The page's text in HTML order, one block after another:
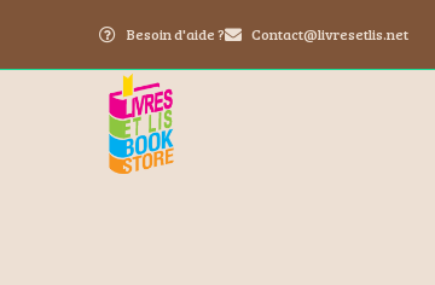
Besoin d'aide ? Contact@livresetlis.net